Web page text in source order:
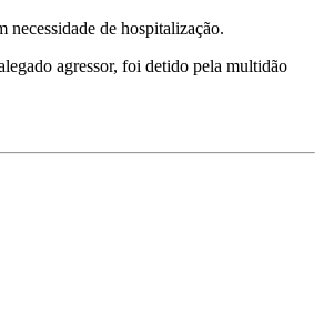
de hospitalização.
agressor, foi detido pela multidão